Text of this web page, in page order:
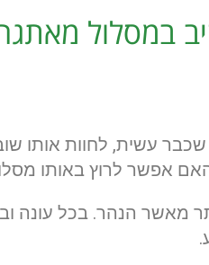
במסלול
עשית, לחוות אותו
אפשר לרוץ באותו
מאשר הנהר. בכל עונה